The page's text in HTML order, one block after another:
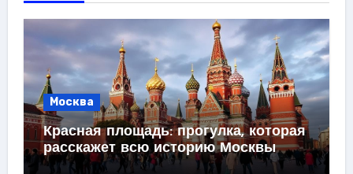
Москва
Красная площадь: прогулка, которая
расскажет всю историю Москвы